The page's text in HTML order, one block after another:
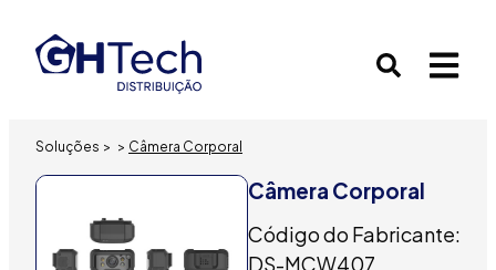
Soluções > > Câmera Corporal
Câmera Corporal
Código do Fabricante:
DS-MCW407